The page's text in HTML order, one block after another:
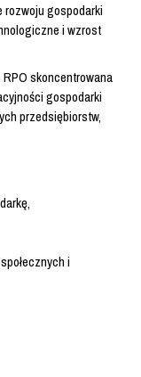
gospodarki
i wzrost
skoncentrowana
gospodarki
przedsiębiorstw,
i